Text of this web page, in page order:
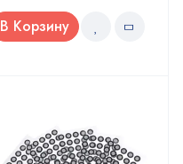
В Корзину